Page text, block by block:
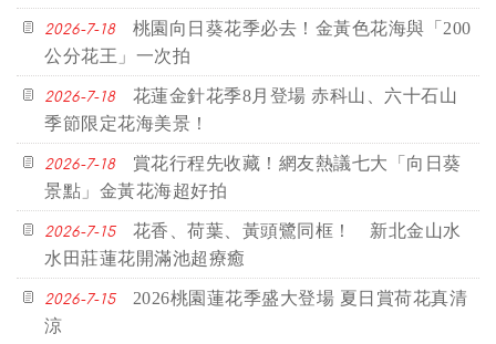
2026-7-18
桃園向日葵花季必去！金黃色花海與「200
公分花王」一次拍
2026-7-18
花蓮金針花季8月登場 赤科山、六十石山
季節限定花海美景！
2026-7-18
賞花行程先收藏！網友熱議七大「向日葵
景點」金黃花海超好拍
2026-7-15
花香、荷葉、黃頭鷺同框！ 新北金山水
水田莊蓮花開滿池超療癒
2026-7-15
2026桃園蓮花季盛大登場 夏日賞荷花真清
涼